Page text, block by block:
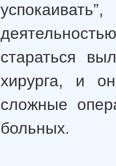
стараться
хирурга, и
сложные
больных.